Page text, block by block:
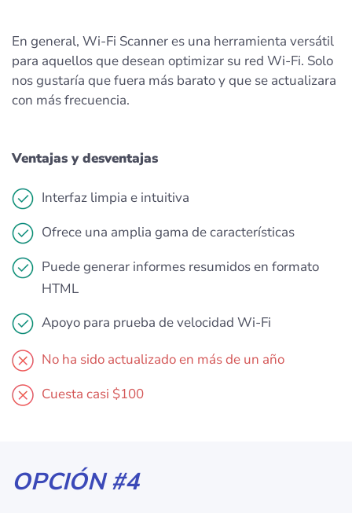
En general, Wi-Fi Scanner es una herramienta versátil
para aquellos que desean optimizar su red Wi-Fi. Solo
nos gustaría que fuera más barato y que se actualizara
con más frecuencia.
Ventajas y desventajas
Interfaz limpia e intuitiva
Ofrece una amplia gama de características
Puede generar informes resumidos en formato
HTML
Apoyo para prueba de velocidad Wi-Fi
No ha sido actualizado en más de un año
Cuesta casi $100
OPCIÓN #4